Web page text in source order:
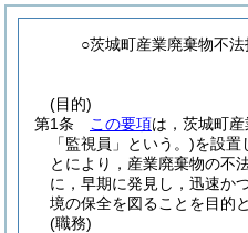
○茨城町産業廃棄物不
(目的)
第1条
この要項は，茨城町
「監視員」という。)を設置
とにより，産業廃棄物の不
に，早期に発見し，迅速か
境の保全を図ることを目的と
(職務)